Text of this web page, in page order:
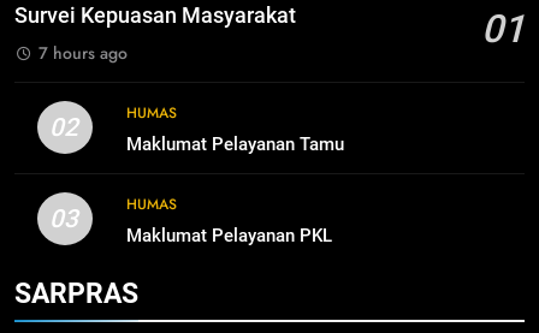
5
TKRO Berani Adu Nyali di Auto
Survei Kepuasan Masyarakat 01
7 hours ago
02
HUMAS
Maklumat Pelayanan Tamu
03
HUMAS
Maklumat Pelayanan PKL
SARPRAS